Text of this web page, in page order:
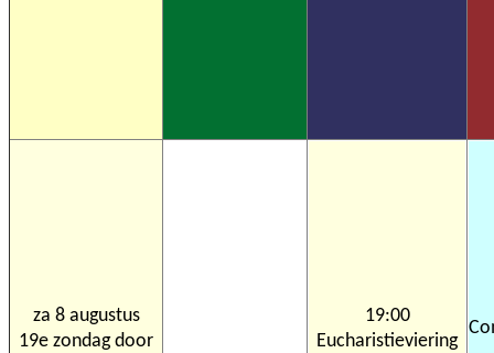
za 8 augustus
19e zondag door
19:00
Eucharistieviering